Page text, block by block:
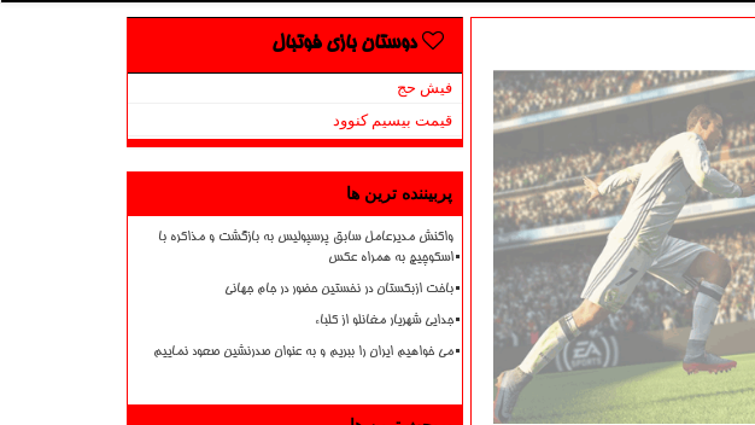
دوستان بازی فوتبال
فیش حج
قیمت بیسیم کنوود
پربیننده ترین ها
واکنش مدیرعامل سابق پرسپولیس به بازگشت و مذاکره با
اسکوچیچ به همراه عکس
باخت ازبکستان در نخستین حضور در جام جهانی
جدایی شهریار مغانلو از کلباء
می خواهیم ایران را ببریم و به عنوان صدرنشین صعود نماییم